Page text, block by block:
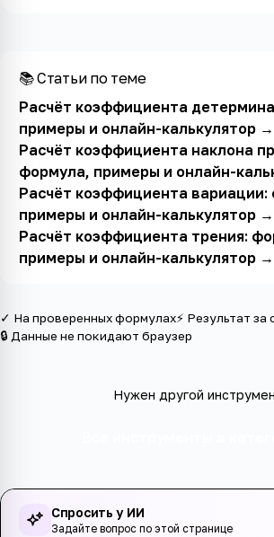
📚 Статьи по теме
Расчёт коэффициента
примеры и онлайн-калькулятор→
Расчёт коэффициента наклона
формула, примеры и онлайн-
Расчёт коэффициента вариации:
примеры и онлайн-калькулятор→
Расчёт коэффициента трения:
примеры и онлайн-калькулятор→
✓ На проверенных формулах⚡ Результат за
🔒 Данные не покидают браузер
Нужен другой
Спросить у ИИ
Задайте вопрос по этой странице